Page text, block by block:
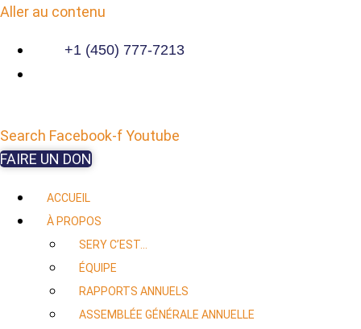
Aller au contenu
+1 (450) 777-7213
Search Facebook-fYoutube
FAIRE UN DON
ACCUEIL
À PROPOS
SERY C’EST…
ÉQUIPE
RAPPORTS ANNUELS
ASSEMBLÉE GÉNÉRALE ANNUELLE